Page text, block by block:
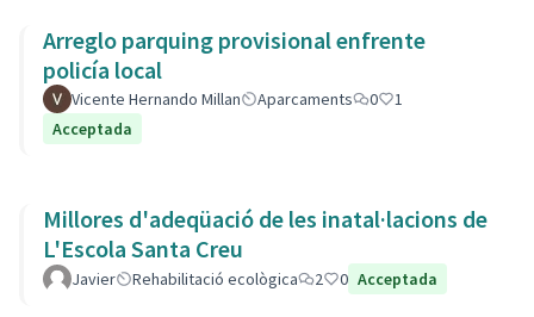
Arreglo parquing provisional enfrente
policía local
Vicente Hernando Millan Aparcaments 0
1
Acceptada
Millores d'adeqüació de les inatal·lacions de
L'Escola Santa Creu
Javier Rehabilitació ecològica 2 0 Acceptada